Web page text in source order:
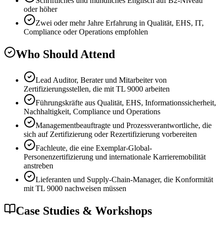
oder höher
Zwei oder mehr Jahre Erfahrung in Qualität, EHS, IT,
Compliance oder Operations empfohlen
Who Should Attend
Lead Auditor, Berater und Mitarbeiter von
Zertifizierungsstellen, die mit TL 9000 arbeiten
Führungskräfte aus Qualität, EHS, Informationssicherheit,
Nachhaltigkeit, Compliance und Operations
Managementbeauftragte und Prozessverantwortliche, die
sich auf Zertifizierung oder Rezertifizierung vorbereiten
Fachleute, die eine Exemplar-Global-
Personenzertifizierung und internationale Karrieremobilität
anstreben
Lieferanten und Supply-Chain-Manager, die Konformität
mit TL 9000 nachweisen müssen
Case Studies & Workshops